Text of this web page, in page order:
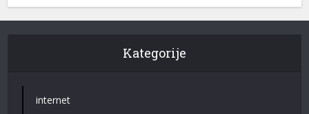
Kategorije
internet